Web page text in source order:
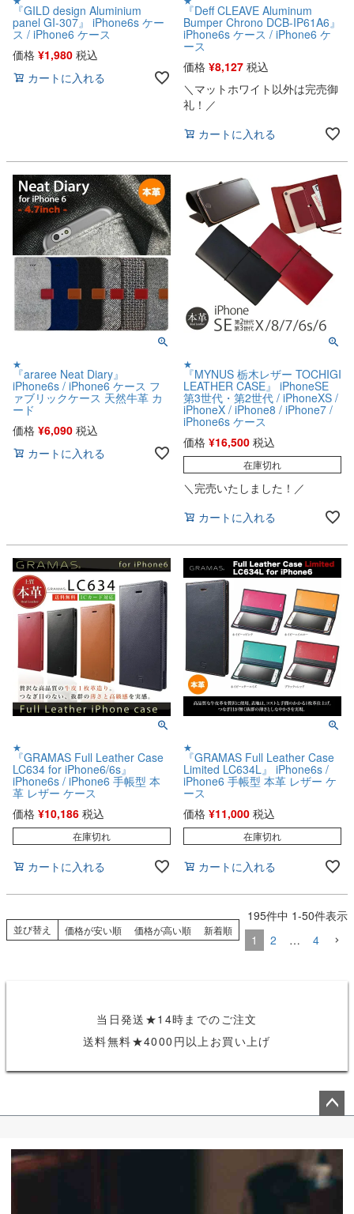
『GILD design Aluminium
panel GI-307』 iPhone6s ケー
ス / iPhone6 ケース
価格 ¥1,980 税込
カートに入れる
『Deff CLEAVE Aluminum
Bumper Chrono DCB-IP61A6』
iPhone6s ケース / iPhone6 ケ
ース
価格 ¥8,127 税込
＼マットホワイト以外は完売御
礼！／
カートに入れる
★
『araree Neat Diary』
iPhone6s / iPhone6 ケース フ
ァブリックケース 天然牛革 カ
ード
価格 ¥6,090 税込
カートに入れる
★
『MYNUS 栃木レザー TOCHIGI
LEATHER CASE』 iPhoneSE
第3世代・第2世代 / iPhoneXS /
iPhoneX / iPhone8 / iPhone7 /
iPhone6s ケース
価格 ¥16,500 税込
在庫切れ
＼完売いたしました！／
カートに入れる
★
『GRAMAS Full Leather Case
LC634 for iPhone6/6s』
iPhone6s / iPhone6 手帳型 本
革 レザー ケース
価格 ¥10,186 税込
在庫切れ
カートに入れる
★
『GRAMAS Full Leather Case
Limited LC634L』 iPhone6s /
iPhone6 手帳型 本革 レザー ケ
ース
価格 ¥11,000 税込
在庫切れ
カートに入れる
並び替え 価格が安い順 価格が高い順 新着順
195件中 1-50件表示
1
2 … 4
当日発送★14時までのご注文
送料無料★4000円以上お買い上げ
ップ
へ